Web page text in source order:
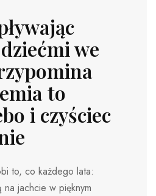
we
to
i czyściec
to, co każdego lata:
jachcie w pięknym